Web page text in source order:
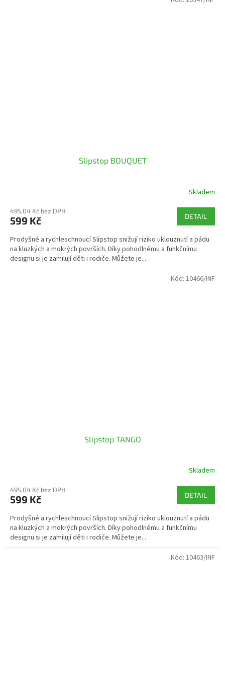
Slipstop BOUQUET
Skladem
495,04 Kč bez DPH
599 Kč DETAIL
Prodyšné a rychleschnoucí Slipstop snižují riziko uklouznutí a pádu
na kluzkých a mokrých površích. Díky pohodlnému a funkčnímu
designu si je zamilují děti i rodiče. Můžete je...
Slipstop TANGO
Skladem
495,04 Kč bez DPH
599 Kč DETAIL
Prodyšné a rychleschnoucí Slipstop snižují riziko uklouznutí a pádu
na kluzkých a mokrých površích. Díky pohodlnému a funkčnímu
designu si je zamilují děti i rodiče. Můžete je...
Kód: 10466/INF
Kód: 10463/INF